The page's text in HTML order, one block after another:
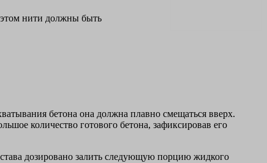
этом нити должны быть
бетона она должна плавно смещаться вверх.
количество готового бетона, зафиксировав его
дозировано залить следующую порцию жидкого